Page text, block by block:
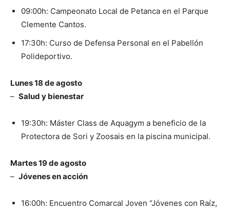
09:00h: Campeonato Local de Petanca en el Parque
Clemente Cantos.
17:30h: Curso de Defensa Personal en el Pabellón
Polideportivo.
Lunes 18 de agosto
– Salud y bienestar
19:30h: Máster Class de Aquagym a beneficio de la
Protectora de Sori y Zoosais en la piscina municipal.
Martes 19 de agosto
– Jóvenes en acción
16:00h: Encuentro Comarcal Joven “Jóvenes con Raíz,